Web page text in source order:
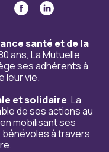
santé et de la
ans, La Mutuelle
ses adhérents à
leur vie.
et solidaire, La
de ses actions au
mobilisant ses
à travers